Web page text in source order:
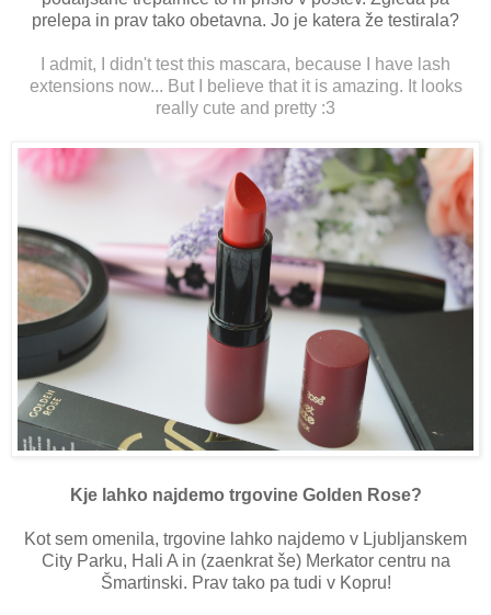
prelepa in prav tako obetavna. Jo je katera že testirala?
I admit, I didn't test this mascara, because I have lash
extensions now... But I believe that it is amazing. It looks
really cute and pretty :3
Kje lahko najdemo trgovine Golden Rose?
Kot sem omenila, trgovine lahko najdemo v Ljubljanskem
City Parku, Hali A in (zaenkrat še) Merkator centru na
Šmartinski. Prav tako pa tudi v Kopru!